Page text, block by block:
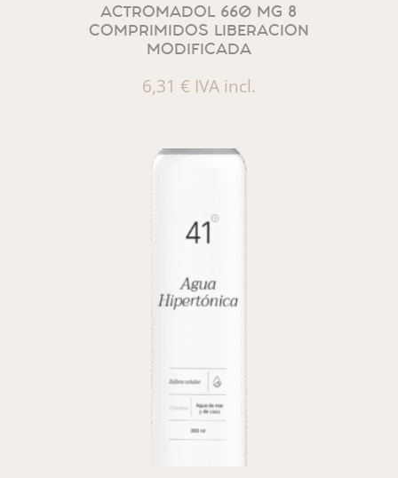
ACTROMADOL 660 MG 8
COMPRIMIDOS LIBERACION
MODIFICADA
6,31 € IVA incl.